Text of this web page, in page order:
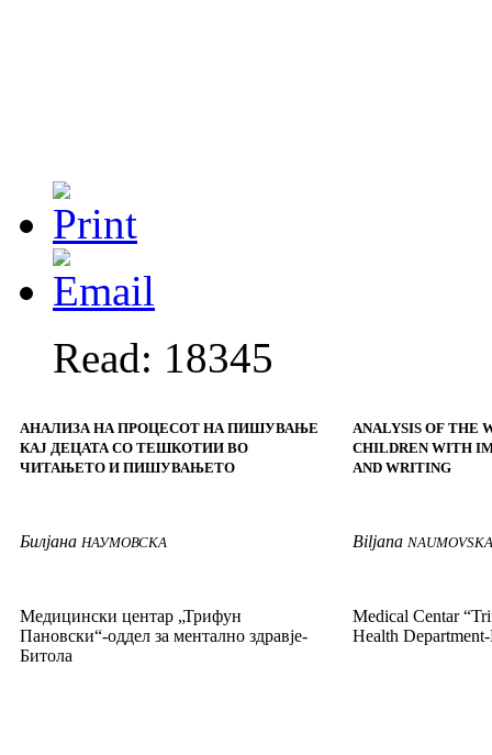
Read: 18345
АНАЛИЗА НА ПРОЦЕСОТ НА ПИШУВАЊЕ
КАЈ ДЕЦАТА СО ТЕШКОТИИ ВО
ЧИТАЊЕТО И ПИШУВАЊЕТО
Билјана НАУМОВСКА
Медицински центар „Трифун
Пановски“-оддел за ментално здравје-
Битола
ANALYSIS OF THE
CHILDREN WITH
AND WRITING
Biljana NAUMOVSKA
Medical Centar“
Health Department